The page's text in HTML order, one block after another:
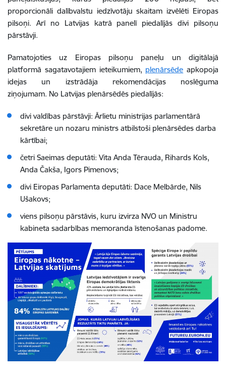
proporcionāli dalībvalstu iedzīvotāju skaitam izvēlēti Eiropas
pilsoņi. Arī no Latvijas katrā panelī piedalījās divi pilsoņu
pārstāvji.
Pamatojoties uz Eiropas pilsoņu paneļu un digitālajā
platformā sagatavotajiem ieteikumiem, plenārsēde apkopoja
idejas un izstrādāja rekomendācijas noslēguma
ziņojumam. No Latvijas plenārsēdēs piedalījās:
divi valdības pārstāvji: Ārlietu ministrijas parlamentārā
sekretāre un nozaru ministrs atbilstoši plenārsēdes darba
kārtībai;
četri Saeimas deputāti: Vita Anda Tērauda, Rihards Kols,
Anda Čakša, Igors Pimenovs;
divi Eiropas Parlamenta deputāti: Dace Melbārde, Nils
Ušakovs;
viens pilsoņu pārstāvis, kuru izvirza NVO un Ministru
kabineta sadarbības memoranda īstenošanas padome.